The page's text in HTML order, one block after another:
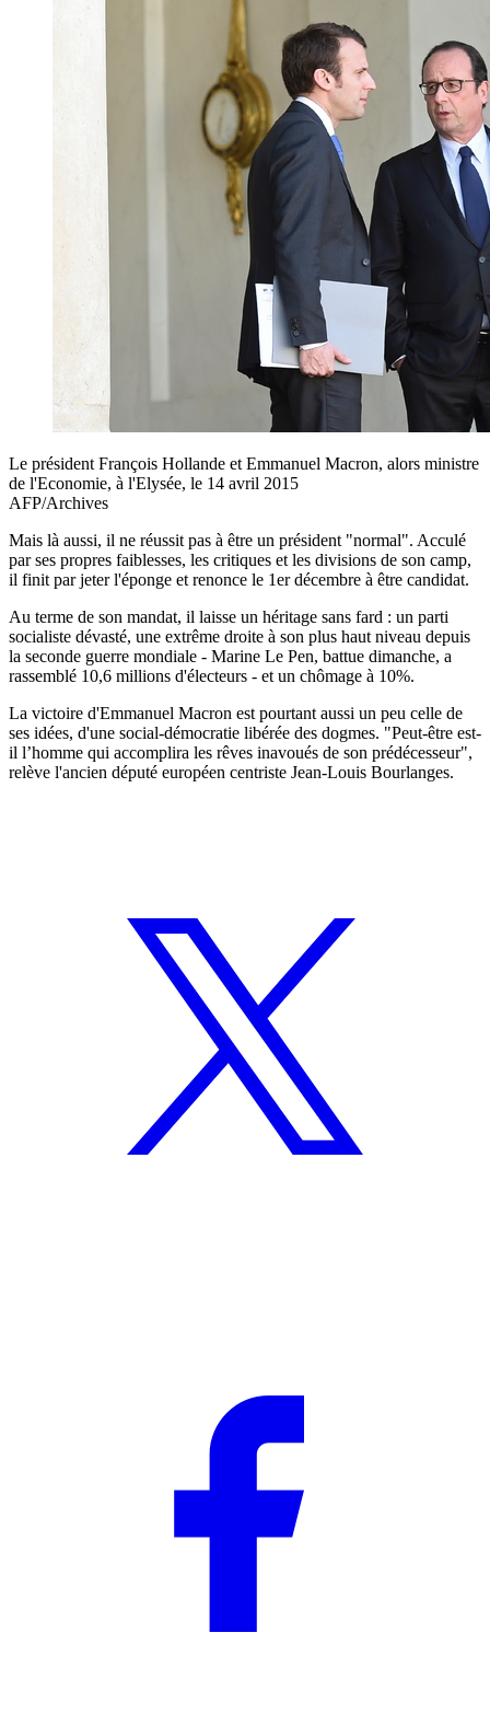
Le président François Hollande et Emmanuel Macron, alors ministre
de l'Economie, à l'Elysée, le 14 avril 2015
AFP/Archives
Mais là aussi, il ne réussit pas à être un président "normal". Acculé
par ses propres faiblesses, les critiques et les divisions de son camp,
il finit par jeter l'éponge et renonce le 1er décembre à être candidat.
Au terme de son mandat, il laisse un héritage sans fard : un parti
socialiste dévasté, une extrême droite à son plus haut niveau depuis
la seconde guerre mondiale - Marine Le Pen, battue dimanche, a
rassemblé 10,6 millions d'électeurs - et un chômage à 10%.
La victoire d'Emmanuel Macron est pourtant aussi un peu celle de
ses idées, d'une social-démocratie libérée des dogmes. "Peut-être est-
il l’homme qui accomplira les rêves inavoués de son prédécesseur",
relève l'ancien député européen centriste Jean-Louis Bourlanges.